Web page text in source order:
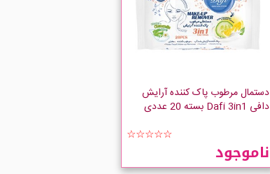
دستمال مرطوب پاک کننده آرایش
دافی Dafi 3in1 بسته 20 عددی
☆☆☆☆☆
ناموجود